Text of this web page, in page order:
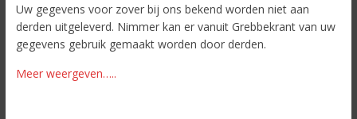
Uw gegevens voor zover bij ons bekend worden niet aan
derden uitgeleverd. Nimmer kan er vanuit Grebbekrant van uw
gegevens gebruik gemaakt worden door derden.
Meer weergeven…..